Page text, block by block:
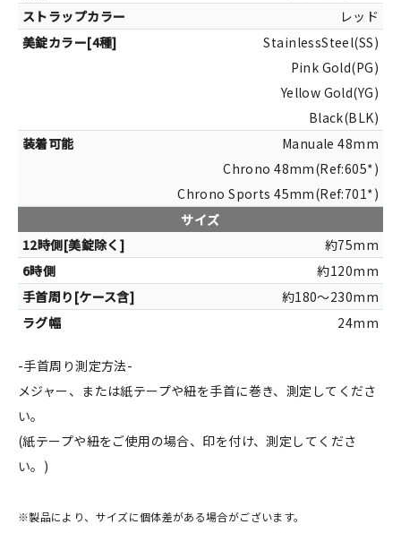
レッド
StainlessSteel(SS)
Pink Gold(PG)
Yellow Gold(YG)
Black(BLK)
Manuale 48mm
Chrono 48mm(Ref:605*)
Chrono Sports 45mm(Ref:701*)
サイズ
約75mm
約120mm
約180～230mm
24mm
-手首周り測定方法-
メジャー、または紙テープや紐を手首に巻き、測定してくださ
い。
(紙テープや紐をご使用の場合、印を付け、測定してくださ
い。)
※製品により、サイズに個体差がある場合がございます。